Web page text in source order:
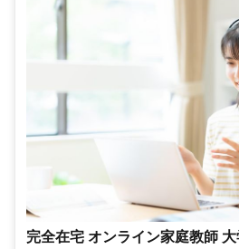
完全在宅 オンライン家庭教師